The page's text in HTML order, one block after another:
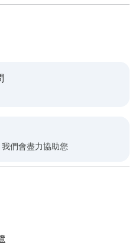
們會盡力協助您